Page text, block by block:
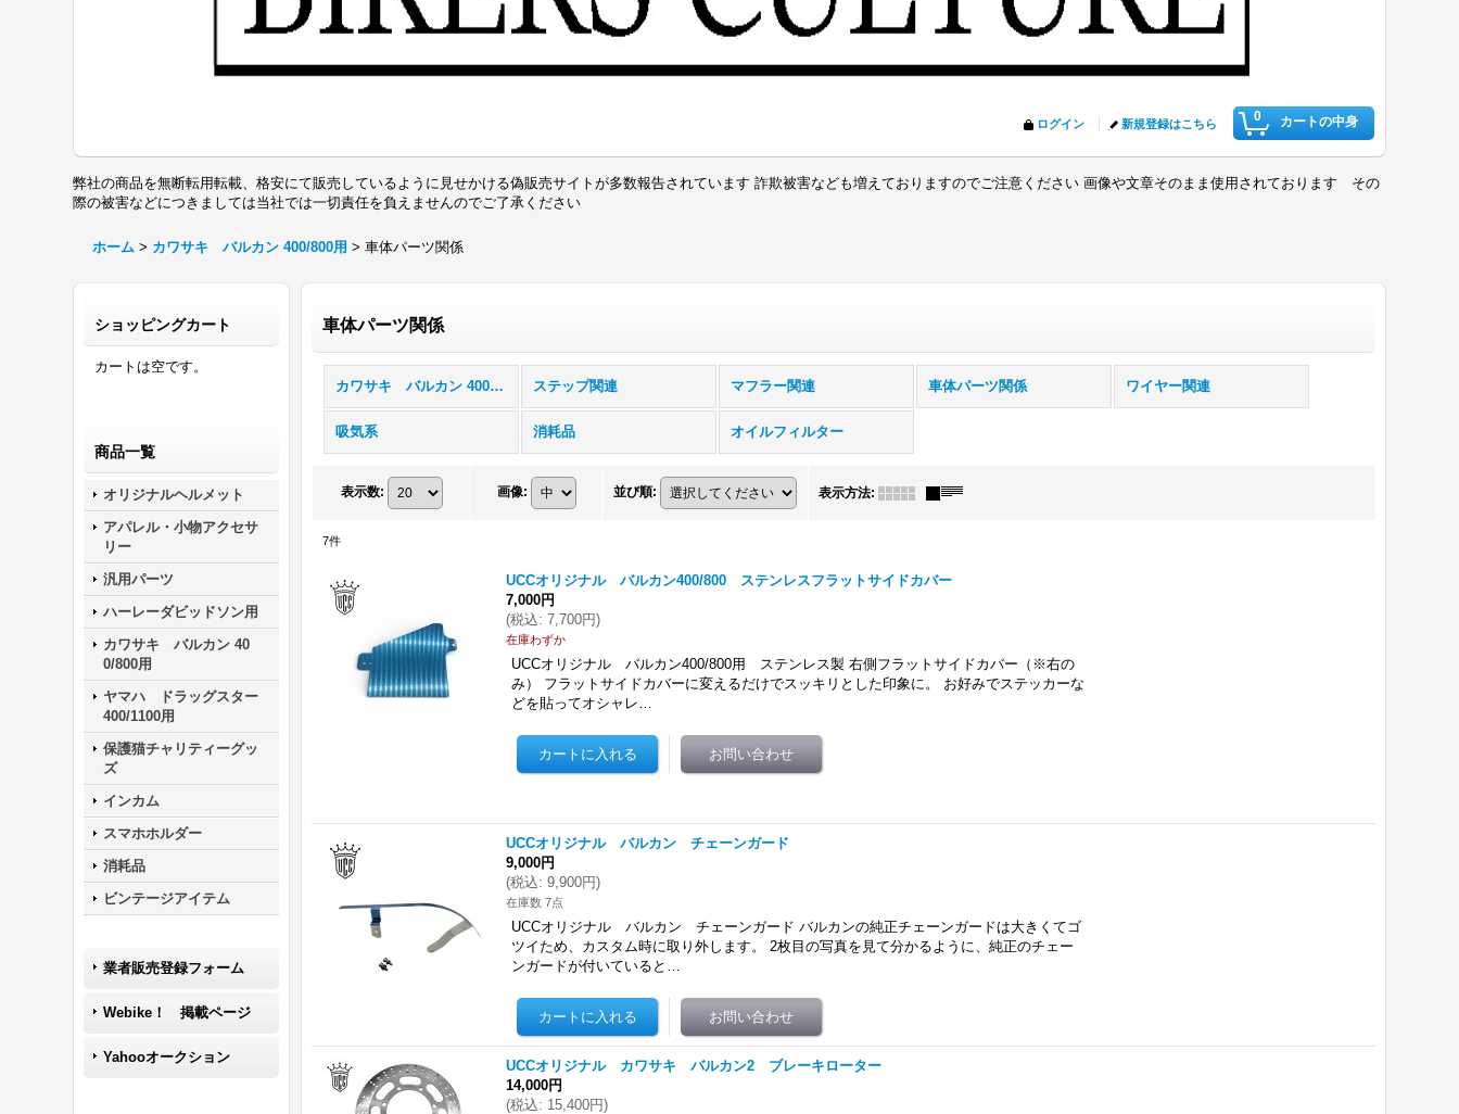
0 カートの中身
ログイン 新規登録はこちら
弊社の商品を無断転用転載、格安にて販売しているように見せかける偽販売サイトが多数報告されています 詐欺被害なども増えておりますのでご注意ください 画像や文章そのまま使用されております その
際の被害などにつきましては当社では一切責任を負えませんのでご了承ください
ホーム > カワサキ バルカン 400/800用 > 車体パーツ関係
ショッピングカート
カートは空です。
商品一覧
オリジナルヘルメット
アパレル・小物アクセサ
リー
汎用パーツ
ハーレーダビッドソン用
カワサキ バルカン 40
0/800用
ヤマハ ドラッグスター
400/1100用
保護猫チャリティーグッ
ズ
インカム
スマホホルダー
消耗品
ビンテージアイテム
業者販売登録フォーム
Webike！ 掲載ページ
Yahooオークション
車体パーツ関係
カワサキ バルカン 400/800用 (全商品) ステップ関連 マフラー関連 車体パーツ関係 ワイヤー関連
吸気系 消耗品 オイルフィルター
表示数: 画像: 並び順: 表示方法:
7件
UCCオリジナル バルカン400/800 ステンレスフラットサイドカバー
7,000円
(税込: 7,700円)
在庫わずか
UCCオリジナル バルカン400/800用 ステンレス製 右側フラットサイドカバー（※右の
み） フラットサイドカバーに変えるだけでスッキリとした印象に。 お好みでステッカーな
どを貼ってオシャレ…
UCCオリジナル バルカン チェーンガード
9,000円
(税込: 9,900円)
在庫数 7点
UCCオリジナル バルカン チェーンガード バルカンの純正チェーンガードは大きくてゴ
ツイため、カスタム時に取り外します。 2枚目の写真を見て分かるように、純正のチェー
ンガードが付いていると…
UCCオリジナル カワサキ バルカン2 ブレーキローター
14,000円
(税込: 15,400円)